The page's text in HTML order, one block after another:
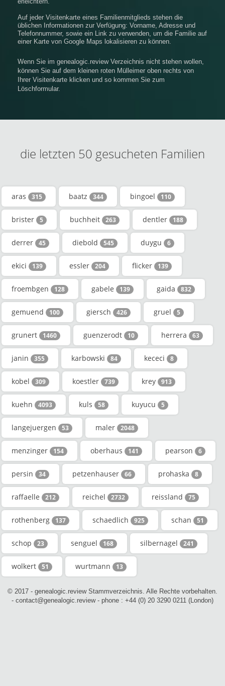
Auf jeder Visitenkarte eines Familienmitglieds stehen die
üblichen Informationen zur Verfügung: Vorname, Adresse und
Telefonnummer, sowie ein Link zu verwenden, um die Familie auf
einer Karte von Google Maps lokalisieren zu können.
Wenn Sie im genealogic.review Verzeichnis nicht stehen wollen,
können Sie auf dem kleinen roten Mülleimer oben rechts von
Ihrer Visitenkarte klicken und so kommen Sie zum
Löschformular.
die letzten 50 gesucheten Familien
aras 315 baatz 344 bingoel 110
brister 5 buchheit 263 dentler 188
derrer 45 diebold 545 duygu 6
ekici 139 essler 204 flicker 139
froembgen 128 gabele 139 gaida 832
gemuend 100 giersch 426 gruel 5
grunert 1460 guenzerodt 10 herrera 63
janin 355 karbowski 84 kececi 8
kobel 309 koestler 739 krey 913
kuehn 4093 kuls 58 kuyucu 5
langejuergen 53 maler 2048
menzinger 154 oberhaus 141 pearson 6
persin 34 petzenhauser 66 prohaska 8
raffaelle 212 reichel 2732 reissland 75
rothenberg 137 schaedlich 925 schan 51
schop 23 senguel 168 silbernagel 241
wolkert 51 wurtmann 13
© 2017 - genealogic.review Stammverzeichnis. Alle Rechte vorbehalten.
- contact@genealogic.review - phone : +44 (0) 20 3290 0211 (London)